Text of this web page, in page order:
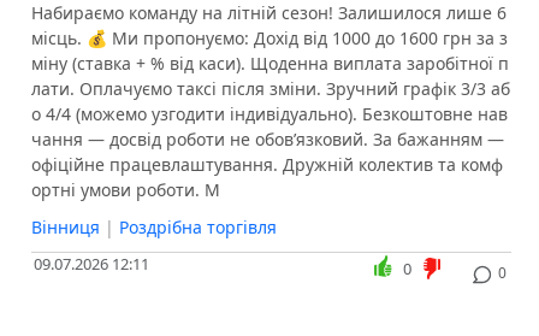
Набираємо команду на літній сезон! Залишилося лише 6
місць. 💰 Ми пропонуємо: Дохід від 1000 до 1600 грн за з
міну (ставка + % від каси). Щоденна виплата заробітної п
лати. Оплачуємо таксі після зміни. Зручний графік 3/3 аб
о 4/4 (можемо узгодити індивідуально). Безкоштовне нав
чання — досвід роботи не обов’язковий. За бажанням —
офіційне працевлаштування. Дружній колектив та комф
ортні умови роботи. М
Вінниця | Роздрібна торгівля
09.07.2026 12:11 0
0